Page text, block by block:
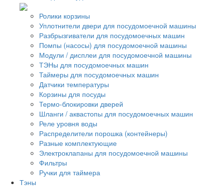
Ролики корзины
Уплотнители двери для посудомоечной машины
Разбрызгиватели для посудомоечных машин
Помпы (насосы) для посудомоечной машины
Модули / дисплеи для посудомоечной машины
ТЭНы для посудомоечных машин
Таймеры для посудомоечных машин
Датчики температуры
Корзины для посуды
Термо-блокировки дверей
Шланги / аквастопы для посудомоечных машин
Реле уровня воды
Распределители порошка (контейнеры)
Разные комплектующие
Электроклапаны для посудомоечной машины
Фильтры
Ручки для таймера
Тэны